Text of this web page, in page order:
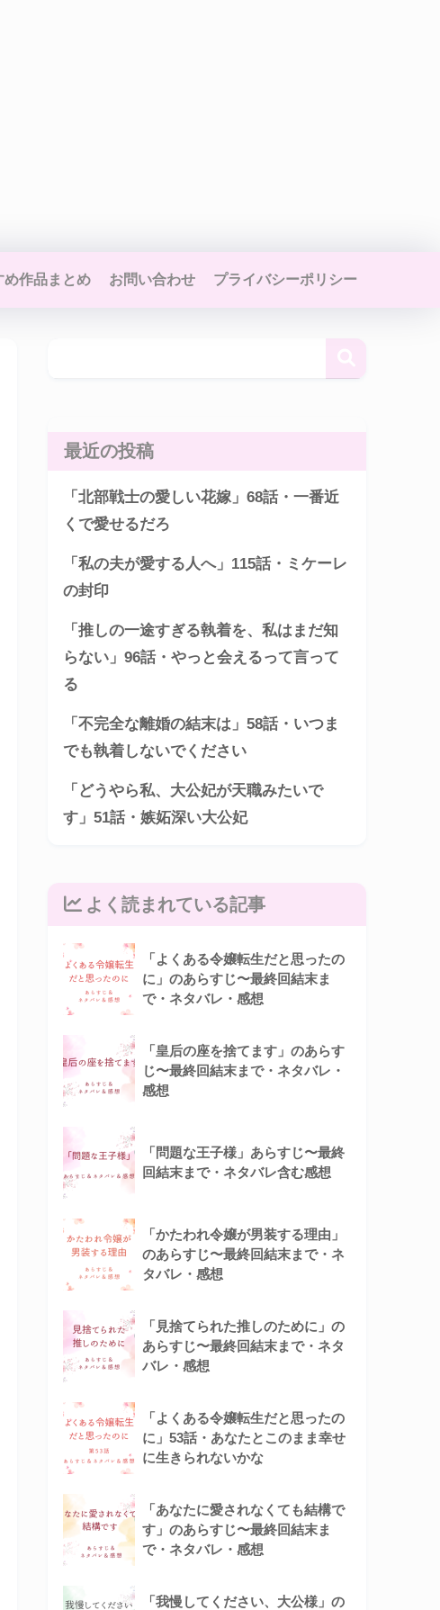
め作品まとめ お問い合わせ プライバシーポリシー
最近の投稿
「北部戦士の愛しい花嫁」68話・一番近
くで愛せるだろ
「私の夫が愛する人へ」115話・ミケーレ
の封印
「推しの一途すぎる執着を、私はまだ知
らない」96話・やっと会えるって言って
る
「不完全な離婚の結末は」58話・いつま
でも執着しないでください
「どうやら私、大公妃が天職みたいで
す」51話・嫉妬深い大公妃
よく読まれている記事
「よくある令嬢転生だと思ったの
に」のあらすじ〜最終回結末ま
で・ネタバレ・感想
「皇后の座を捨てます」のあらす
じ〜最終回結末まで・ネタバレ・
感想
「問題な王子様」あらすじ〜最終
回結末まで・ネタバレ含む感想
「かたわれ令嬢が男装する理由」
のあらすじ〜最終回結末まで・ネ
タバレ・感想
「見捨てられた推しのために」の
あらすじ〜最終回結末まで・ネタ
バレ・感想
「よくある令嬢転生だと思ったの
に」53話・あなたとこのまま幸せ
に生きられないかな
「あなたに愛されなくても結構で
す」のあらすじ〜最終回結末ま
で・ネタバレ・感想
「我慢してください、大公様」の